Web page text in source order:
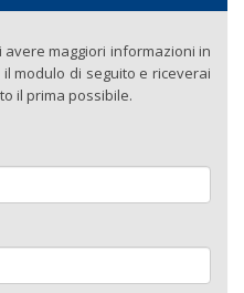
maggiori informazioni in
modulo di seguito e riceverai
il prima possibile.